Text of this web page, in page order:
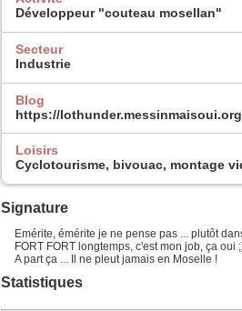
Développeur "couteau mosellan"
Secteur
Industrie
Blog
https://
Loisirs
Cyclotourisme, bivouac, montage
Signature
Emérite, émérite je ne pense pas ... plutôt
FORT FORT longtemps, c'est mon job, ça oui
A part ça ... Il ne pleut jamais en Moselle !
Statistiques